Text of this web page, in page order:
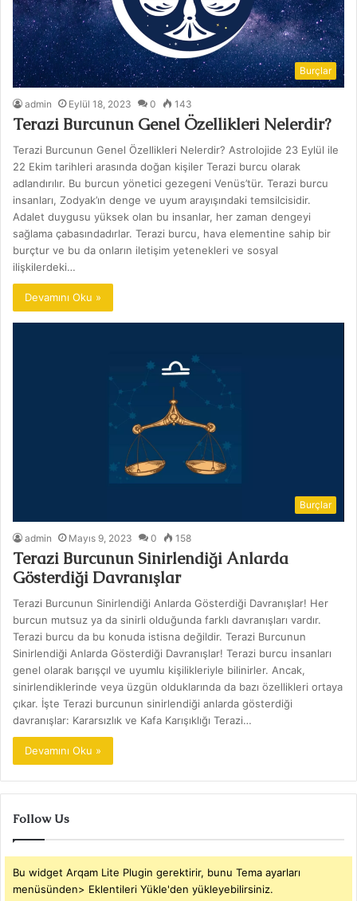
Burçlar
admin Eylül 18, 2023 0 143
Terazi Burcunun Genel Özellikleri Nelerdir?
Terazi Burcunun Genel Özellikleri Nelerdir? Astrolojide 23 Eylül ile
22 Ekim tarihleri arasında doğan kişiler Terazi burcu olarak
adlandırılır. Bu burcun yönetici gezegeni Venüs’tür. Terazi burcu
insanları, Zodyak’ın denge ve uyum arayışındaki temsilcisidir.
Adalet duygusu yüksek olan bu insanlar, her zaman dengeyi
sağlama çabasındadırlar. Terazi burcu, hava elementine sahip bir
burçtur ve bu da onların iletişim yetenekleri ve sosyal
ilişkilerdeki…
Devamını Oku »
Burçlar
admin Mayıs 9, 2023 0 158
Terazi Burcunun Sinirlendiği Anlarda
Gösterdiği Davranışlar
Terazi Burcunun Sinirlendiği Anlarda Gösterdiği Davranışlar! Her
burcun mutsuz ya da sinirli olduğunda farklı davranışları vardır.
Terazi burcu da bu konuda istisna değildir. Terazi Burcunun
Sinirlendiği Anlarda Gösterdiği Davranışlar! Terazi burcu insanları
genel olarak barışçıl ve uyumlu kişilikleriyle bilinirler. Ancak,
sinirlendiklerinde veya üzgün olduklarında da bazı özellikleri ortaya
çıkar. İşte Terazi burcunun sinirlendiği anlarda gösterdiği
davranışlar: Kararsızlık ve Kafa Karışıklığı Terazi…
Devamını Oku »
Follow Us
Bu widget Arqam Lite Plugin gerektirir, bunu Tema ayarları
menüsünden> Eklentileri Yükle'den yükleyebilirsiniz.